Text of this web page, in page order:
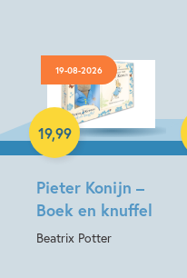
19-08-2026
Pieter Konijn –
Boek en knuffel
Beatrix Potter
19,99
Hardcover